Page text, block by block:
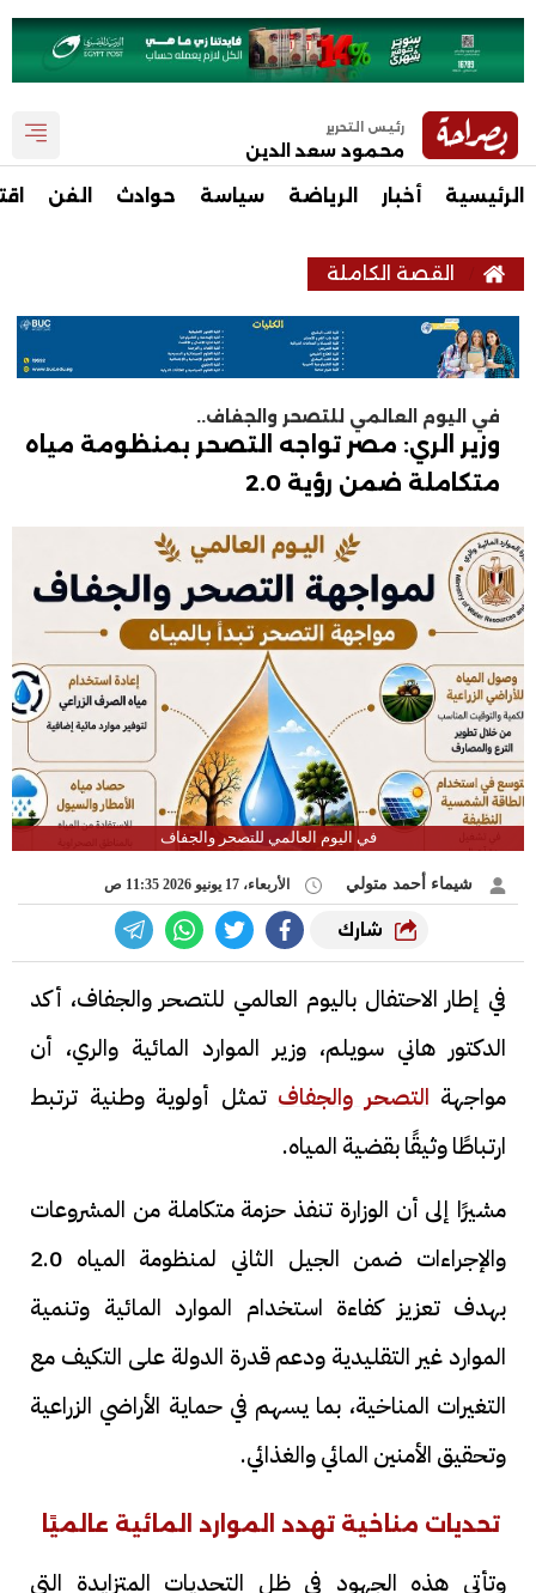
رئيس التحرير
محمود سعد الدين
الرئيسية أخبار الرياضة سياسة حوادث الفن
القصة الكاملة
في اليوم العالمي للتصحر والجفاف..
وزير الري: مصر تواجه التصحر بمنظومة مياه
متكاملة ضمن رؤية 2.0
في اليوم العالمي للتصحر والجفاف
شيماء أحمد متولي الأربعاء، 17 يونيو 2026 11:35 ص
شارك
في إطار الاحتفال باليوم العالمي للتصحر والجفاف، أكد
الدكتور هاني سويلم، وزير الموارد المائية والري، أن
مواجهة التصحر والجفاف تمثل أولوية وطنية ترتبط
ارتباطًا وثيقًا بقضية المياه.
مشيرًا إلى أن الوزارة تنفذ حزمة متكاملة من المشروعات
والإجراءات ضمن الجيل الثاني لمنظومة المياه 2.0
بهدف تعزيز كفاءة استخدام الموارد المائية وتنمية
الموارد غير التقليدية ودعم قدرة الدولة على التكيف مع
التغيرات المناخية، بما يسهم في حماية الأراضي الزراعية
وتحقيق الأمنين المائي والغذائي.
تحديات مناخية تهدد الموارد المائية عالميًا
وتأتي هذه الجهود في ظل التحديات المتزايدة التي